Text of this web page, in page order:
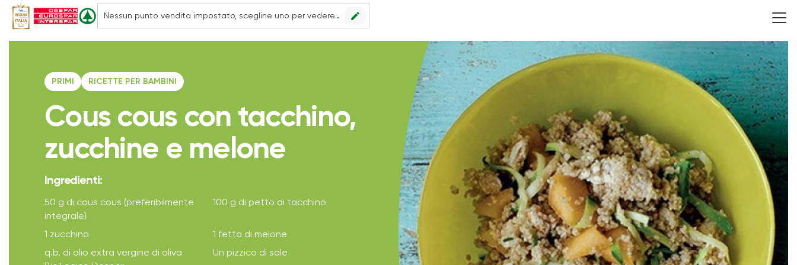
Nessun punto vendita impostato, scegline uno per vedere le offerte. edit
PRIMI RICETTE PER BAMBINI
Cous cous con tacchino,
zucchine e melone
Ingredienti:
50 g di cous cous (preferibilmente
integrale)
100 g di petto di tacchino
1 zucchina
1 fetta di melone
q.b. di olio extra vergine di oliva
Un pizzico di sale